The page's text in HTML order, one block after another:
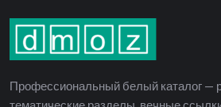
Профессиональный белый каталог —